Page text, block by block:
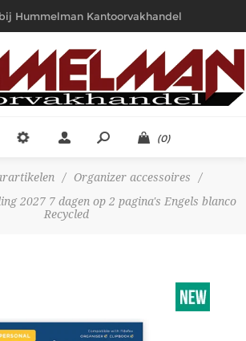
Hummelman Kantoorvakhandel
(0)
/ Organizer accessoires
/
2027 7 dagen op 2 pagina's Engels blanco
Recycled